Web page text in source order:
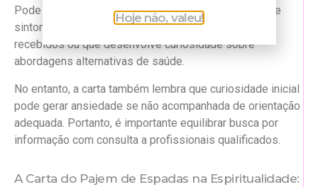
Pode apontar para alguém que inicia pesquisas sobre
sintomas, que começa a questionar diagnósticos
recebidos ou que desenvolve curiosidade sobre
abordagens alternativas de saúde.
No entanto, a carta também lembra que curiosidade inicial
pode gerar ansiedade se não acompanhada de orientação
adequada. Portanto, é importante equilibrar busca por
informação com consulta a profissionais qualificados.
A Carta do Pajem de Espadas na Espiritualidade:
Hoje não, valeu!